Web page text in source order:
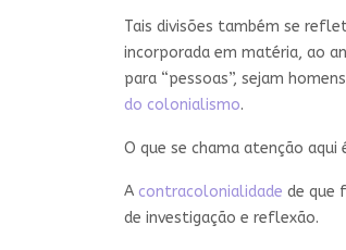
Tais divisões também se
incorporada em matéria, ao
para “pessoas”, sejam
do colonialismo.
O que se chama atenção
A contracolonialidade de que
de investigação e reflexão.